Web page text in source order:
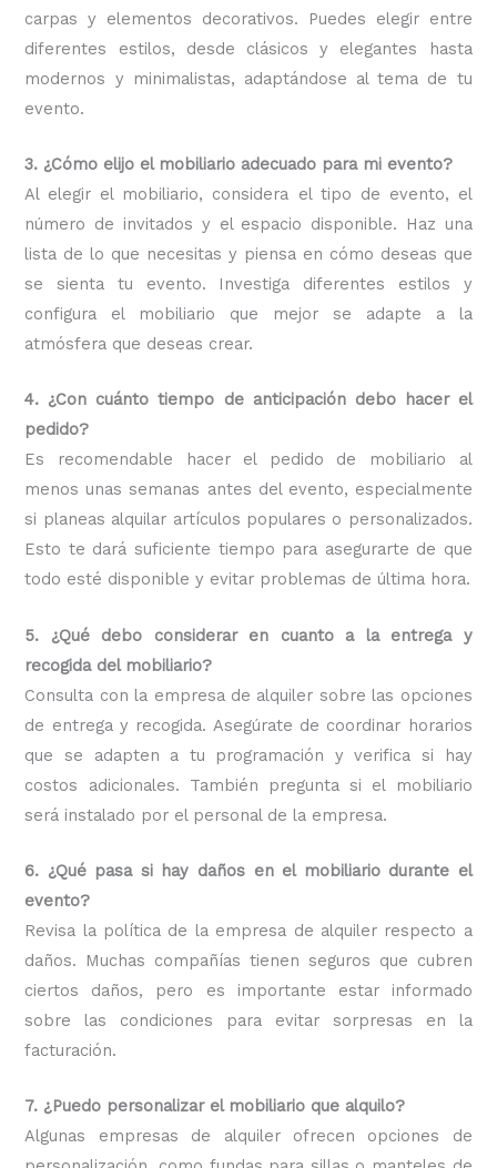
carpas y elementos decorativos. Puedes elegir entre
diferentes estilos, desde clásicos y elegantes hasta
modernos y minimalistas, adaptándose al tema de tu
evento.
3. ¿Cómo elijo el mobiliario adecuado para mi evento?
Al elegir el mobiliario, considera el tipo de evento, el
número de invitados y el espacio disponible. Haz una
lista de lo que necesitas y piensa en cómo deseas que
se sienta tu evento. Investiga diferentes estilos y
configura el mobiliario que mejor se adapte a la
atmósfera que deseas crear.
4. ¿Con cuánto tiempo de anticipación debo hacer el
pedido?
Es recomendable hacer el pedido de mobiliario al
menos unas semanas antes del evento, especialmente
si planeas alquilar artículos populares o personalizados.
Esto te dará suficiente tiempo para asegurarte de que
todo esté disponible y evitar problemas de última hora.
5. ¿Qué debo considerar en cuanto a la entrega y
recogida del mobiliario?
Consulta con la empresa de alquiler sobre las opciones
de entrega y recogida. Asegúrate de coordinar horarios
que se adapten a tu programación y verifica si hay
costos adicionales. También pregunta si el mobiliario
será instalado por el personal de la empresa.
6. ¿Qué pasa si hay daños en el mobiliario durante el
evento?
Revisa la política de la empresa de alquiler respecto a
daños. Muchas compañías tienen seguros que cubren
ciertos daños, pero es importante estar informado
sobre las condiciones para evitar sorpresas en la
facturación.
7. ¿Puedo personalizar el mobiliario que alquilo?
Algunas empresas de alquiler ofrecen opciones de